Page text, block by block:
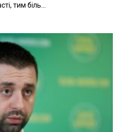
тим біль...